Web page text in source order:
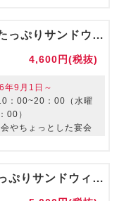
【札幌限定】 たっぷりサンドウィッチセット【ご利用期間：～8/31】
4,600円(税抜)
年9月1日～
：00~20：00（水曜
00）
やちょっとした宴会
【札幌限定】たっぷりサンドウィッチセット【ご利用期間：9/1～】